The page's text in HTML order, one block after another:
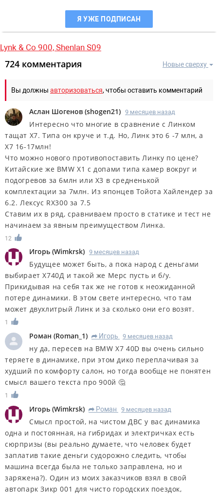
Я УЖЕ ПОДПИСАН
Lynk & Co 900, Shenlan S09
Новые сверху
724 комментария
Вы должны авторизоваться, чтобы оставить комментарий
Аслан Шогенов (shogen21) 9 месяцев назад
Интересно что многие в сравнение с Линком
тащат Х7. Типа он круче и т.д. Но, Линк это 6 -7 млн, а
Х7 16-17млн!
Что можно нового противопоставить Линку по цене?
Китайские же BMW Х1 с допами типа камер вокруг и
подогревов за 6млн или Х3 в средненькой
комплектации за 7млн. Из японцев Тойота Хайлендер за
6.2. Лексус RX300 за 7.5
Ставим их в ряд, сравниваем просто в статике и тест не
начинаем за явным преимуществом Линка.
12
Игорь (Wimkrsk) 9 месяцев назад
Будущее может быть, а пока народ с деньгами
выбирает Х740Д и такой же Мерс пусть и б/у.
Прикидывая на себя так же не готов к неожиданной
потере динамики. В этом свете интересно, что там
может двухлитрый Линк и за сколько они его возят.
1
Роман (Roman_1) R Игорь 9 месяцев назад
ну да, пересев на BMW X7 40D вы очень сильно
теряете в динамике, при этом дико переплачивая за
худший по комфорту салон, но тогда вообще не понятен
смысл вашего текста про 900й 🤔
1
Игорь (Wimkrsk) R Роман 9 месяцев назад
Смысл простой, на чистом ДВС у вас динамика
одна и постоянная, на гибридах и электричках есть
сюрпризы (вы реально думаете, что человек будет
заплатив такие деньги судорожно следить, чтобы
машина всегда была не только заправлена, но и
заряжена?). Один из моих заказчиков взял в свой
автопарк Зикр 001 для чисто городских поездок,